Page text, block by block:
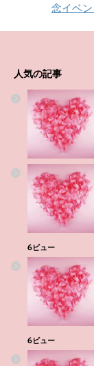
念イベ
人気の記事
6ビュー
6ビュー